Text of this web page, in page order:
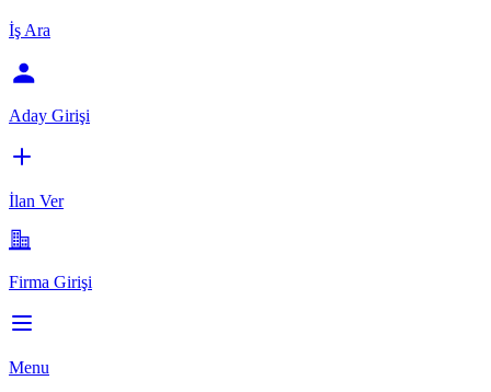
İş Ara
Aday Girişi
İlan Ver
Firma Girişi
Menu